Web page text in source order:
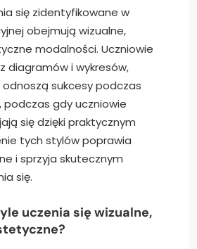
się zidentyfikowane w
obejmują wizualne,
modalności. Uczniowie
diagramów i wykresów,
odnoszą sukcesy podczas
podczas gdy uczniowie
się dzięki praktycznym
tych stylów poprawia
i sprzyja skutecznym
się.
uczenia się wizualne,